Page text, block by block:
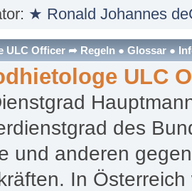
★ Ronald Johannes
Officer ➦ Regeln ● Glossar ●
ULC
des
und anderen
In